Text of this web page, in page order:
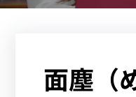
面塵（